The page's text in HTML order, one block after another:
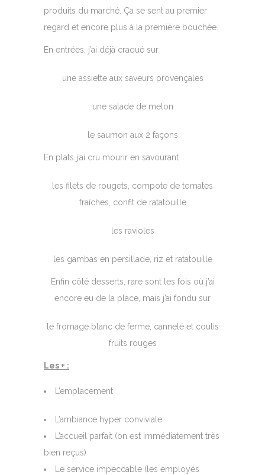
produits du marché. Ça se sent au premier
regard et encore plus à la première bouchée.
En entrées, j’ai déjà craqué sur
une assiette aux saveurs provençales
une salade de melon
le saumon aux 2 façons
En plats j’ai cru mourir en savourant
les filets de rougets, compote de tomates
fraîches, confit de ratatouille
les ravioles
les gambas en persillade, riz et ratatouille
Enfin côté desserts, rare sont les fois où j’ai
encore eu de la place, mais j’ai fondu sur
le fromage blanc de ferme, cannelé et coulis
fruits rouges
Les + :
L’emplacement
L’ambiance hyper conviviale
L’accueil parfait (on est immédiatement très
bien reçus)
Le service impeccable (les employés